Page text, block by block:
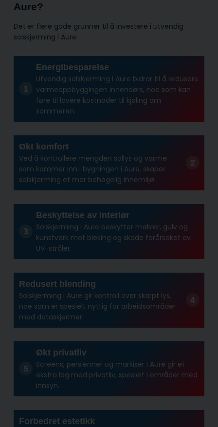
Aure?
Det er flere gode grunner til å investere i utvendig
solskjerming i Aure:
Energibesparelse
Utvendig solskjerming i Aure bidrar til å redusere
varmeoppbyggingen innendørs, noe som kan
føre til lavere kostnader til kjøling om
sommeren.
Økt komfort
Ved å kontrollere mengden sollys og varme
som kommer inn i bygningen i Aure, skaper
solskjerming et mer behagelig innemiljø.
Beskyttelse av interiør
Solskjerming i Aure beskytter møbler, gulv og
kunstverk mot bleking og skade forårsaket av
UV-stråler.
Redusert blending
Solskjerming i Aure gir kontroll over skarpt lys,
noe som er spesielt nyttig for arbeidsområder
med dataskjermer.
Økt privatliv
Screens, persienner og markiser i Aure gir et
ekstra lag med privatliv, spesielt i områder med
innsyn.
Forbedret estetikk